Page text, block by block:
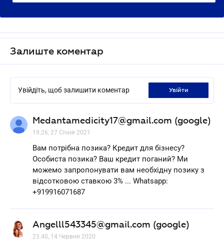
Залиште коментар
Увійдіть, щоб залишити коментар увійти
Medantamedicity17@gmail.com (google)
19.26, 27 Січня 2021
Вам потрібна позика? Кредит для бізнесу?
Особиста позика? Ваш кредит поганий? Ми
можемо запропонувати вам необхідну позику з
відсотковою ставкою 3% ... Whatsapp:
+919916071687
Angelll543345@gmail.com (google)
23.40, 14 Червня 2020